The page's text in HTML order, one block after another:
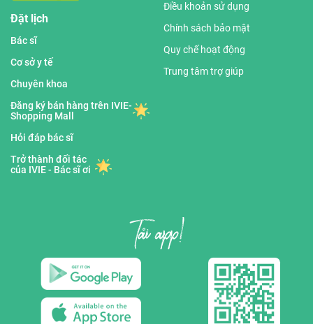
Đặt lịch
Bác sĩ
Cơ sở y tế
Chuyên khoa
Đăng ký bán hàng trên IVIE-
Shopping Mall
Hỏi đáp bác sĩ
Trở thành đối tác
của IVIE - Bác sĩ ơi
Điều khoản sử dụng
Chính sách bảo mật
Quy chế hoạt động
Trung tâm trợ giúp